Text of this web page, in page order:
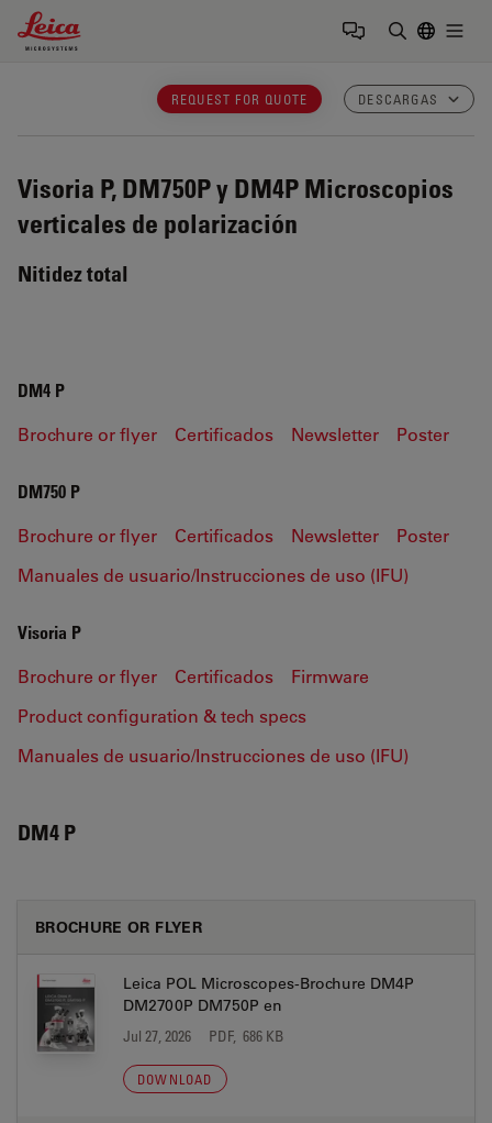
Leica Microsystems Logo
REQUEST FOR QUOTE DESCARGAS
Visoria P, DM750P y DM4P Microscopios
verticales de polarización
Nitidez total
DM4 P
Brochure or flyer Certificados Newsletter Poster
DM750 P
Brochure or flyer Certificados Newsletter
Poster
Manuales de usuario/Instrucciones de uso (IFU)
Visoria P
Brochure or flyer Certificados
Firmware
Product configuration & tech specs
Manuales de usuario/Instrucciones de uso (IFU)
DM4 P
BROCHURE OR FLYER
Leica POL Microscopes-Brochure DM4P
DM2700P DM750P en
Jul 27, 2026 PDF, 686 KB
DOWNLOAD